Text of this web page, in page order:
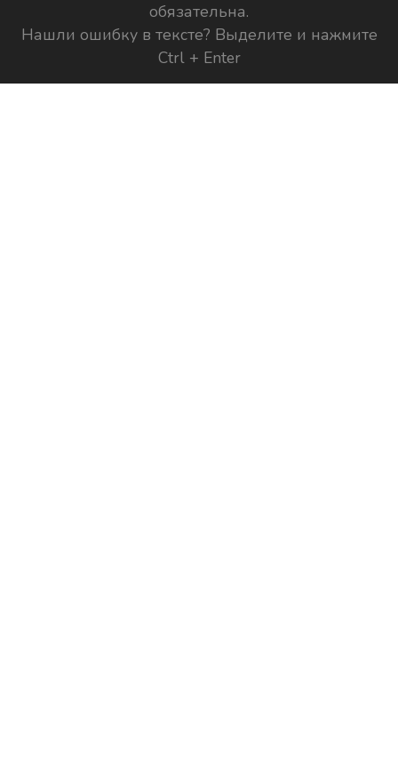
обязательна.
Нашли ошибку в тексте? Выделите и нажмите
Ctrl + Enter